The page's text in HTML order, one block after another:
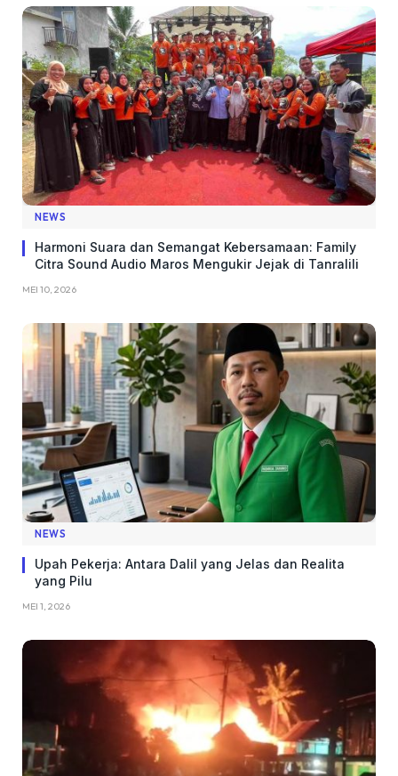
NEWS
Harmoni Suara dan Semangat Kebersamaan: Family
Citra Sound Audio Maros Mengukir Jejak di Tanralili
MEI 10, 2026
NEWS
Upah Pekerja: Antara Dalil yang Jelas dan Realita
yang Pilu
MEI 1, 2026